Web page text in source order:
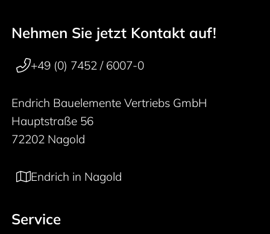
50 years
Footer navigation
Nehmen Sie jetzt Kontakt auf!
+49 (0) 7452 / 6007-0
Endrich Bauelemente Vertriebs GmbH
Hauptstraße 56
72202 Nagold
Endrich in Nagold
Service